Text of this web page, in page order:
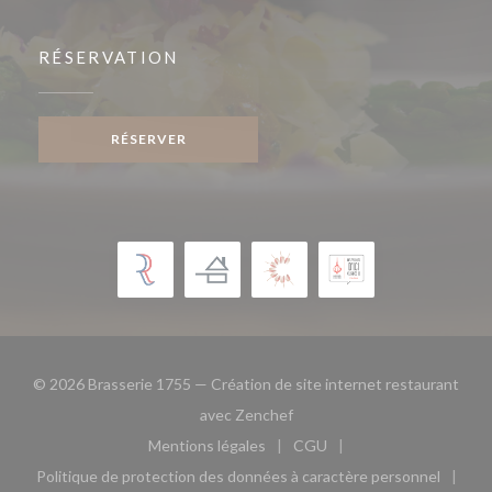
RÉSERVATION
RÉSERVER
© 2026 Brasserie 1755 — Création de site internet restaurant
avec Zenchef((ouvre une nouvelle
Mentions légales
((ouvre une nouvelle fenêtre))
CGU
((ouvre une nouvelle
Politique de protection des données à caractère personnel